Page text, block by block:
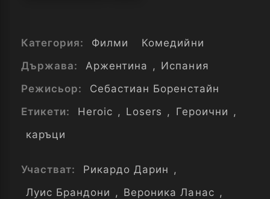
Категория: Филми
Комедийни
Държава:
Аржентина , Испания
Режисьор:
Себастиан Боренстайн
Етикети:
Heroic , Losers , Героични ,
каръци
Участват: Рикардо Дарин ,
Луис Брандони , Вероника Ланас ,